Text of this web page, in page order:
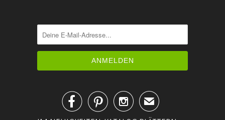
✉